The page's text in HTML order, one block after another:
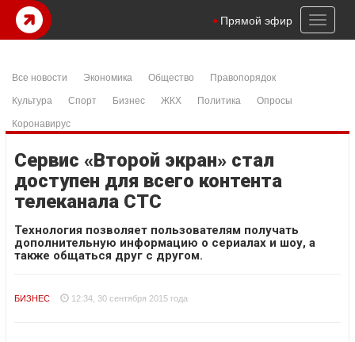
Toggle
Прямой эфир
Все новости Экономика Общество
Правопорядок
Культура
Спорт Бизнес ЖКХ Политика
Опросы
Коронавирус
Сервис «Второй экран» стал
доступен для всего контента
телеканала СТС
Технология позволяет пользователям получать
дополнительную информацию о сериалах и шоу, а
также общаться друг с другом.
БИЗНЕС 12:34, 30 сентября 2015 года